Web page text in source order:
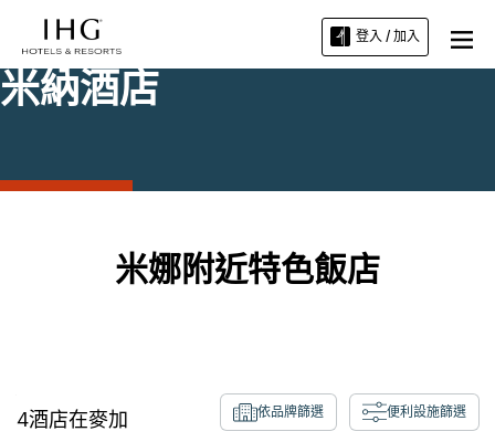
登入 / 加入
米納酒店
米娜附近特色飯店
4酒店在麥加 依品牌篩選 便利設施篩選